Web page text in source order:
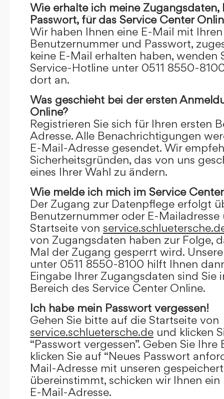
Wie erhalte ich meine
Passwort, für das Service Center
Wir haben Ihnen eine E-Mail mit
Benutzernummer und Passwort,
keine E-Mail erhalten haben, wenden
Service-Hotline unter 0511 8550-
dort an.
Was geschieht bei der ersten
Online?
Registrieren Sie sich für Ihren ersten
Adresse. Alle Benachrichtigungen
E-Mail-Adresse gesendet. Wir
Sicherheitsgründen, das von uns
eines Ihrer Wahl zu ändern.
Wie melde ich mich im Service
Der Zugang zur Datenpflege erfolgt
Benutzernummer oder E-
Startseite von
von Zugangsdaten haben zur Folge,
Mal der Zugang gesperrt wird.
unter 0511 8550-8100 hilft Ihnen
Eingabe Ihrer Zugangsdaten sind Sie
Bereich des Service Center Online.
Ich habe mein Passwort vergessen!
Gehen Sie bitte auf die Startseite von
service.schluetersche.de und klicken
“Passwort vergessen”. Geben Sie
klicken Sie auf “Neues Passwort
Mail-Adresse mit unseren
übereinstimmt, schicken wir Ihnen
E-Mail-Adresse.